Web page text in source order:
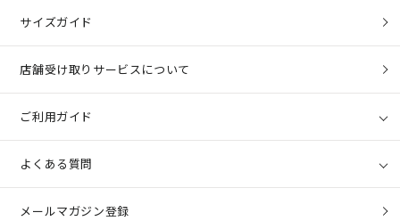
サイズガイド
店舗受け取りサービスについて
ご利用ガイド
よくある質問
メールマガジン登録